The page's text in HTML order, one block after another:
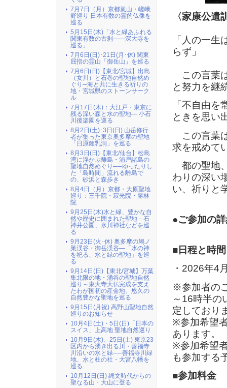
〈家康公遺
「人の一
らず」
この言葉
と努力を継
「不自由
ときを思い
この言葉
求を戒めて
都の聖地
わりの深い
い、祈りと
●ご参加の
■日程と時間
・2026年4
※参加者の
～16時半の
定しており
※参加希望
あります。
※参加希望
も参加する
■参加料金
7月7日（月）京都嵐山・嵯峨
野巡り 日本有数の霊的仏像を
巡る
5月15日(木)「水と緑あふれる
関東有数の古刹――深大寺を
巡る」
7月6日(日)･21日(月･休) 関東
屈指の霊山「御岳山」を巡る
7月6日(日)【東北/宮城】出島
（女川）と石巻の聖地自然め
ぐり─海と共に生きる祈りの
地・宮城県のストーンサーク
ル
7月17日(木)：大江戸・東京に
残る深い森と水の聖地― 小石
川後楽園を巡る
8月2日(土)･3日(日) 山岳修行
者が集った東京奥多摩の聖地
「日原鍾乳洞」を巡る
8月3日(日)【東北/仙台】松島
湾に浮かぶ離島・浦戸諸島の
聖地自然めぐり──ゆったりし
た「島時間」流れる離島で
の、砂浜と森歩き
8月4日（月）京都・大原聖地
巡り：三千院・寂光院・勝林
院
9月25日(木)水と緑、豊かな自
然や歴史に囲まれた聖地－石
神井公園、氷川神社などを巡
る
9月23日(火･休) 奥多摩の鳩ノ
巣渓谷・御岳渓谷―「水の神
を祀る、水と緑の聖地」を巡
る
9月14日(日)【東北/宮城】万葉
集北限の地・涌谷の聖地自然
巡り～東大寺大仏完成を支え
たわが国初の産金地、悠久の
自然豊かな聖地を巡る
9月15日(月祝) 高野山聖地自然
巡りのお知らせ
10月4日(土)・5日(日)「日本の
スイス」上高地 聖地自然巡り
10月9日(木)、25日(土) 東京23
区内から湧き出る川・善福寺
川沿いの水と緑──善福寺川緑
地、水と杜の社・大宮八幡を
巡る
10月12日(日) 縄文時代からの
聖なる山・大山に登る